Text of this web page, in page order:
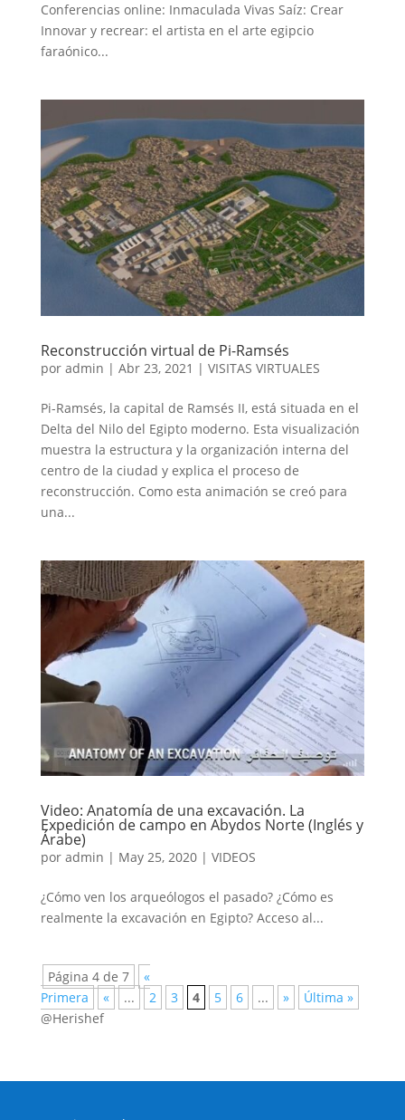
Conferencias online: Inmaculada Vivas Saíz: Crear
Innovar y recrear: el artista en el arte egipcio
faraónico...
Reconstrucción virtual de Pi-Ramsés
por admin | Abr 23, 2021 | VISITAS VIRTUALES
Pi-Ramsés, la capital de Ramsés II, está situada en el
Delta del Nilo del Egipto moderno. Esta visualización
muestra la estructura y la organización interna del
centro de la ciudad y explica el proceso de
reconstrucción. Como esta animación se creó para
una...
Video: Anatomía de una excavación. La
Expedición de campo en Abydos Norte (Inglés y
Árabe)
por admin | May 25, 2020| VIDEOS
¿Cómo ven los arqueólogos el pasado? ¿Cómo es
realmente la excavación en Egipto? Acceso al...
Página 4 de 7
«
Primera
« ... 2 3 4 5 6 ... »
Última »
@Herishef